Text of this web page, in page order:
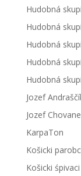
Hudobná
Hudobná
Hudobná
Hudobná
Hudobná
Jozef
Jozef
KarpaTon
Košicki
Košicki śpivaci